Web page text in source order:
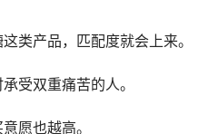
类产品，匹配度就会上来。
受双重痛苦的人。
愿也越高。